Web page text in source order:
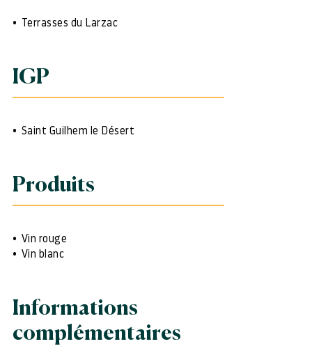
Terrasses du Larzac
IGP
Saint Guilhem le Désert
Produits
Vin rouge
Vin blanc
Informations
complémentaires